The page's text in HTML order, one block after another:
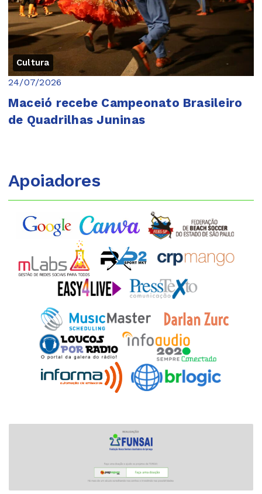
Cultura
24/07/2026
Maceió recebe Campeonato Brasileiro
de Quadrilhas Juninas
Apoiadores